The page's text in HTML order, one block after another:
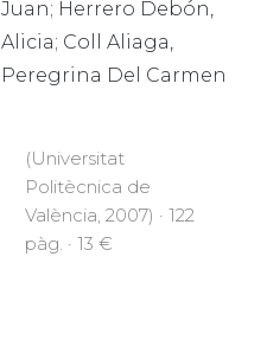
Juan; Herrero Debón,
Alicia; Coll Aliaga,
Peregrina Del Carmen
(Universitat
Politècnica de
València, 2007) · 122
pàg. · 13 €